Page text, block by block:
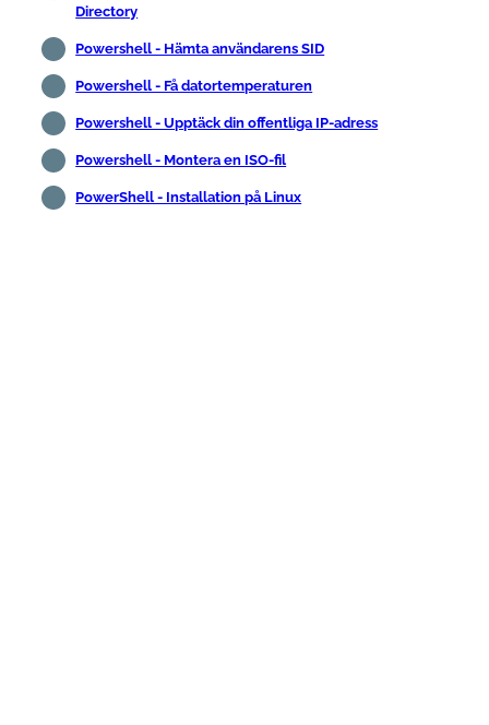
Directory
Powershell - Hämta användarens SID
Powershell - Få datortemperaturen
Powershell - Upptäck din offentliga IP-adress
Powershell - Montera en ISO-fil
PowerShell - Installation på Linux